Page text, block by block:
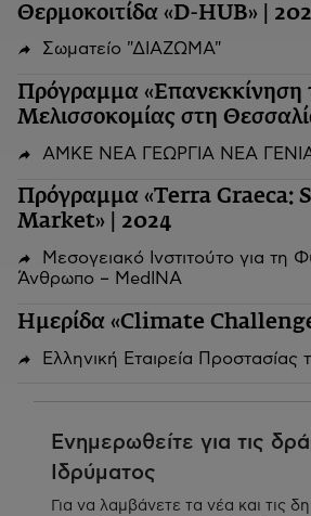
Θερμοκοιτίδα «D-HUB» |
Σωματείο "ΔΙΑΖΩΜΑ"
Πρόγραμμα «Επανεκκίνηση
Μελισσοκομίας στη
ΑΜΚΕ ΝΕΑ ΓΕΩΡΓΙΑ ΝΕΑ
Πρόγραμμα «Terra Graeca:
Market» | 2024
Μεσογειακό Ινστιτούτο για τη
Άνθρωπο – MedINA
Ημερίδα «Climate
Ελληνική Εταιρεία
Ενημερωθείτε για τις
Ιδρύματος
Για να λαμβάνετε τα νέα και τις